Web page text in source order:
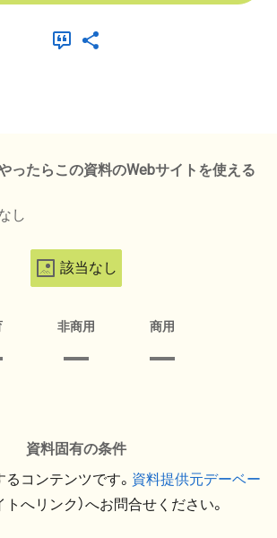
ったらこの資料のWebサイトを使える
し
該当なし
非商用 商用
資料固有の条件
コンテンツです。 資料提供元デーベー
トへリンク）へお問合せください。